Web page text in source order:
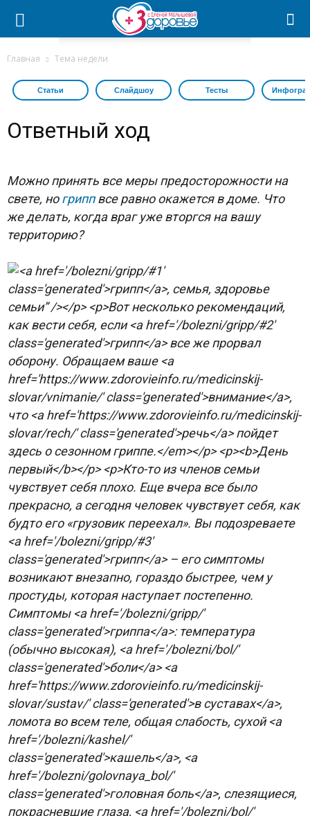
Главная Тема недели
Статьи Слайдшоу Тесты
Ответный ход
Можно принять все меры предосторожности на
свете, ногриппвсе равно окажется в доме. Что
же делать, когда враг уже вторгся на вашу
территорию?